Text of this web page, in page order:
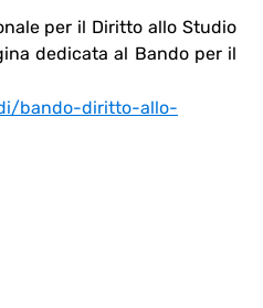
per il Diritto allo Studio
dedicata al Bando per il
bando-diritto-allo-